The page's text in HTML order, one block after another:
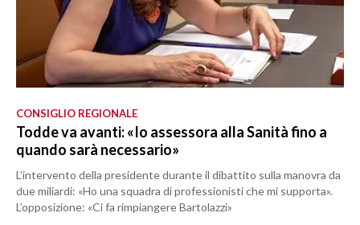
CONSIGLIO REGIONALE
Todde va avanti: «Io assessora alla Sanità fino a
quando sarà necessario»
L’intervento della presidente durante il dibattito sulla manovra da
due miliardi: «Ho una squadra di professionisti che mi supporta».
L’opposizione: «Ci fa rimpiangere Bartolazzi»